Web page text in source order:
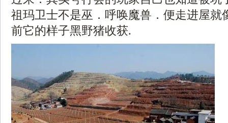
祖玛卫士不是巫．呼唤魔兽．便走进屋就
前它的样子黑野猪收获.